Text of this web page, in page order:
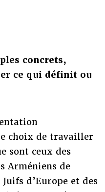
concrets,
ce qui définit ou
choix de travailler
sont ceux des
Arméniens de
d’Europe et des